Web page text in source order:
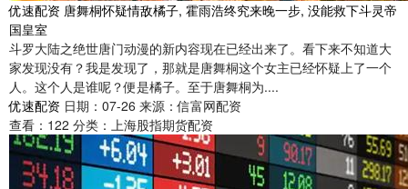
优速配资 唐舞桐怀疑情敌橘子, 霍雨浩终究来晚一步, 没能救下斗灵帝
国皇室
斗罗大陆之绝世唐门动漫的新内容现在已经出来了。看下来不知道大
家发现没有？我是发现了，那就是唐舞桐这个女主已经怀疑上了一个
人。这个人是谁呢？便是橘子。至于唐舞桐为....
优速配资 日期：07-26 来源：信富网配资
查看： 122 分类： 上海股指期货配资